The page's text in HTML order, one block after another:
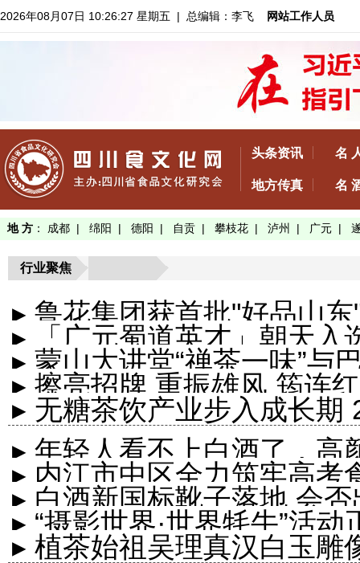
2026年08月07日 10:26:28 星期五 | 总编辑：李飞 网站工作人员
头条资讯 名
地方传真 名
地 方 ： 成都 | 绵阳 | 德阳 | 自贡 | 攀枝花 | 泸州 | 广元 |
行业聚焦
▸ 鲁花集团获首批"好品山
▸ 「广元蜀道英才」朝天
▸ 蒙山大讲堂“禅茶一味”与
▸ 擦亮招牌 重振雄风 筠连
▸ 无糖茶饮产业步入成长期
▸ 年轻人看不上白酒了，高
久？
▸ 内江市中区全力筑牢高考
任务
▸ 白酒新国标靴子落地 会
▸ “摄影世界·世界牦牛”活动
▸ 植茶始祖吴理真汉白玉雕